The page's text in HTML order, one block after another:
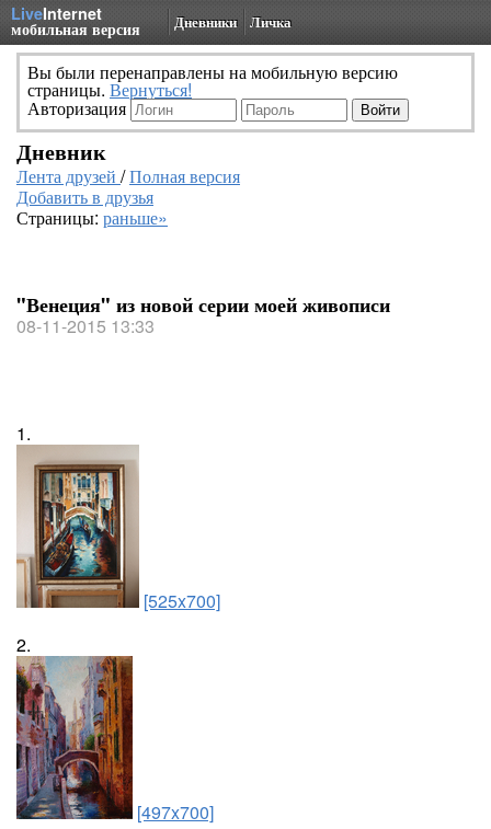
LiveInternet
мобильная версия Дневники Личка
Вы были перенаправлены на мобильную версию
страницы. Вернуться!
Авторизация
Дневник
Лента друзей /Полная версия
Добавить в друзья
Страницы: раньше»
"Венеция" из новой серии моей живописи
08-11-2015 13:33
1.
[525x700]
2.
[497x700]